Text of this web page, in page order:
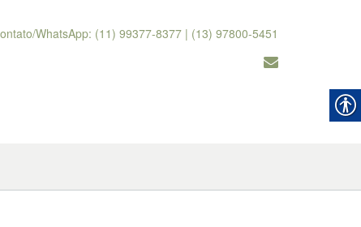
WhatsApp: (11) 99377-8377 | (13) 97800-5451